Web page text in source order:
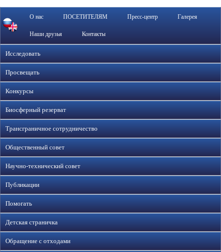
О нас ПОСЕТИТЕЛЯМ Пресс-центр Галерея
Наши друзья Контакты
Исследовать
Просвещать
Конкурсы
Биосферный резерват
Трансграничное сотрудничество
Общественный совет
Научно-технический совет
Публикации
Помогать
Детская страничка
Обращение с отходами